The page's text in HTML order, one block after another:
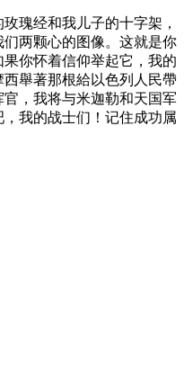
瑰经和我儿子的十字架，
两颗心的图像。这就是你
你怀着信仰举起它，我的
舉著那根給以色列人民帶
，我将与米迦勒和天国军
我的战士们！记住成功属